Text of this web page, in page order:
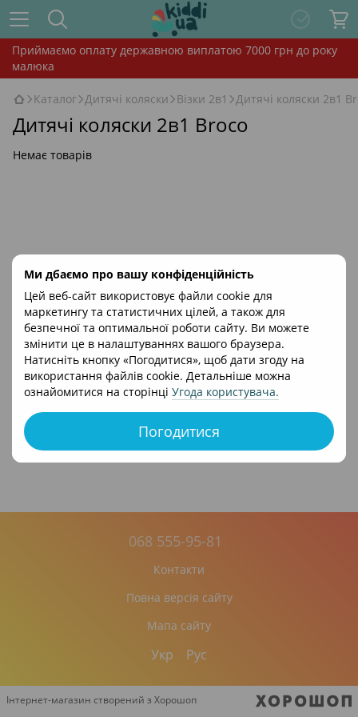
Ми дбаємо про вашу конфіденційність
Цей веб-сайт використовує файли cookie для
маркетингу та статистичних цілей, а також для
безпечної та оптимальної роботи сайту. Ви можете
змінити це в налаштуваннях вашого браузера.
Натисніть кнопку «Погодитися», щоб дати згоду на
використання файлів cookie. Детальніше можна
ознайомитися на сторінці Угода користувача.
Погодитися
Приймаємо оплату державною виплатою 7000 грн до року
малюка
Каталог Дитячі коляски Візки 2в1 Дитячі коляски 2в1
Дитячі коляски 2в1 Broco
Немає товарів
068 555-95-81
Контакти
Повна версія сайту
Мапа сайту
Укр Рус
Інтернет-магазин створений з Хорошоп